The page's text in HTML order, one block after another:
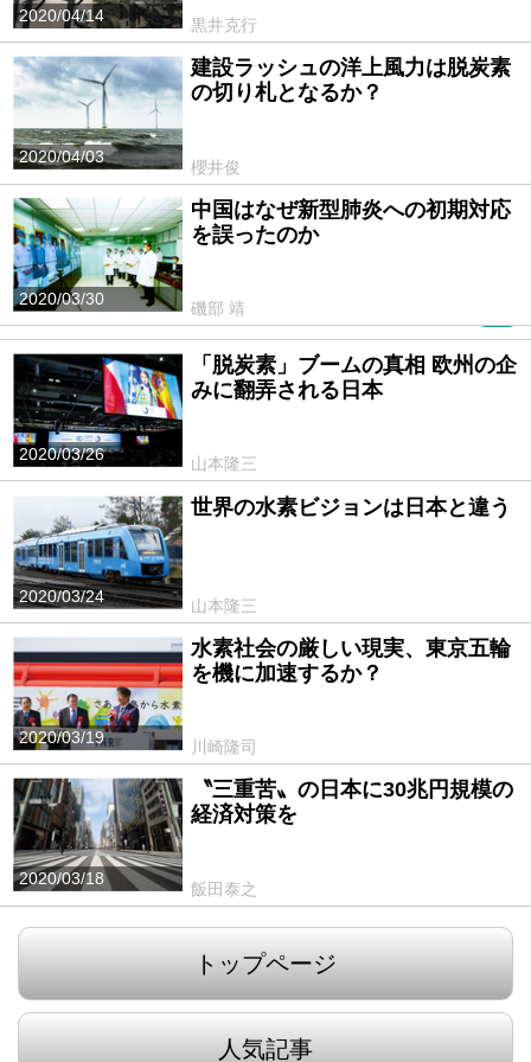
2020/04/14
黒井克行
2020/04/03
建設ラッシュの洋上風力は脱炭素
の切り札となるか？
櫻井俊
2020/03/30
中国はなぜ新型肺炎への初期対応
を誤ったのか
磯部 靖
2020/03/26
「脱炭素」ブームの真相 欧州の企
みに翻弄される日本
山本隆三
2020/03/24
世界の水素ビジョンは日本と違う
山本隆三
2020/03/19
水素社会の厳しい現実、東京五輪
を機に加速するか？
川崎隆司
2020/03/18
〝三重苦〟の日本に30兆円規模の
経済対策を
飯田泰之
トップページ
人気記事